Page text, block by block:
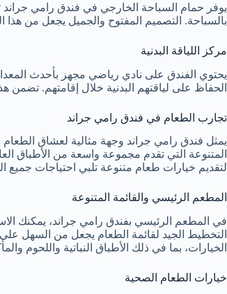
يوفر حمام السباحة الخارجي في فندق رامي
بالسباحة. التصميم المفتوح والجميل يجعل من
مركز اللياقة البدنية
يحتوي الفندق على نادي رياضي مجهز بأحدث
الحفاظ على لياقتهم البدنية خلال إقامتهم.
تجارب الطعام في فندق رامي جراند
يمثل فندق رامي جراند وجهة مثالية لعشاق
المتنوعة التي تقدم مجموعة واسعة من الأطباق
لتقديم خيارات طعام متنوعة تلبي احتياجات جميع
المطعم الرئيسي والقائمة المتنوعة
في المطعم الرئيسي بفندق رامي جراند، يمكنك
التخطيط الجيد لقائمة الطعام يجعل من السهل
الخيارات، بما في ذلك الأطباق النباتية واللحوم
خيارات الطعام الصحية